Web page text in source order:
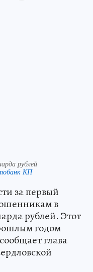
рублей
КП
за первый
в
рублей. Этот
годом
глава